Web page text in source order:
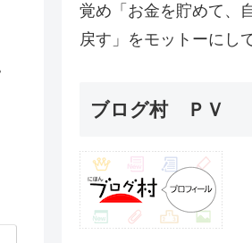
覚め「お金を貯めて、
戻す」をモットーにし
ブログ村 ＰＶ